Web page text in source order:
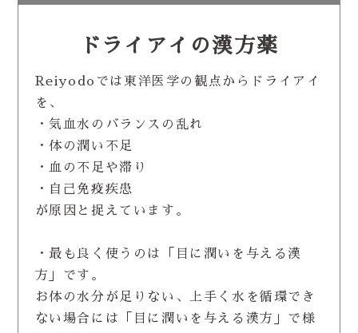
ドライアイの漢方薬
Reiyodoでは東洋医学の観点からドライアイ
を、
・気血水のバランスの乱れ
・体の潤い不足
・血の不足や滞り
・自己免疫疾患
が原因と捉えています。
・最も良く使うのは「目に潤いを与える漢
方」です。
お体の水分が足りない、上手く水を循環でき
ない場合には「目に潤いを与える漢方」で様